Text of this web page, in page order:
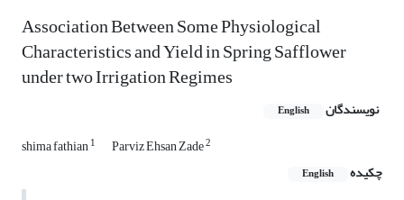
Association Between Some Physiological
Characteristics and Yield in Spring Safflower
under two Irrigation Regimes
نویسندگان English
shima fathian1 Parviz Ehsan Zade2
چکیده English